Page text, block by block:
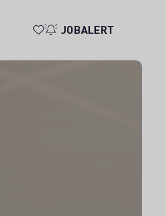
JOBALERT